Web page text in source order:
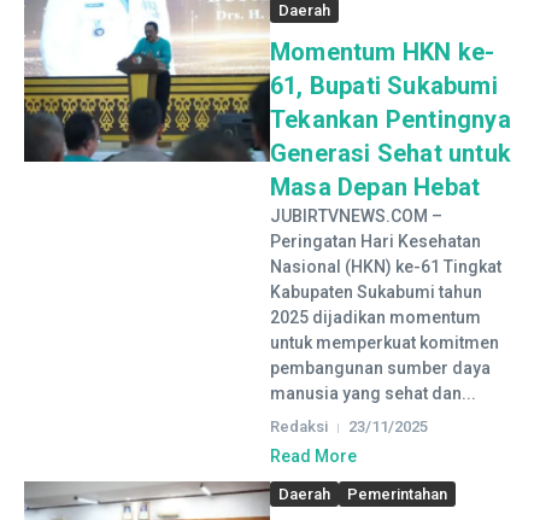
Daerah
Momentum HKN ke-
61, Bupati Sukabumi
Tekankan Pentingnya
Generasi Sehat untuk
Masa Depan Hebat
JUBIRTVNEWS.COM –
Peringatan Hari Kesehatan
Nasional (HKN) ke-61 Tingkat
Kabupaten Sukabumi tahun
2025 dijadikan momentum
untuk memperkuat komitmen
pembangunan sumber daya
manusia yang sehat dan...
Redaksi 23/11/2025
Read More
Daerah Pemerintahan